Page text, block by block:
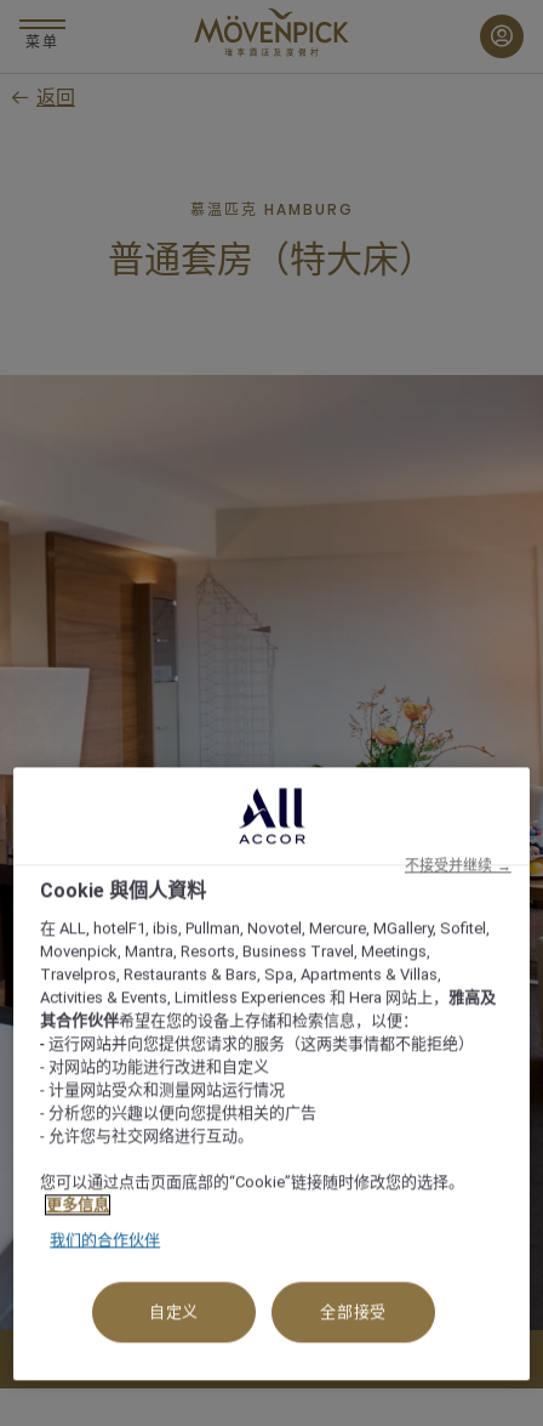
要
菜单
返回
慕温匹克 HAMBURG
普通套房（特大床）
Cookie 與個人資料
在 ALL, hotelF1, ibis, Pullman, Novotel, Mercure, MGallery, Sofitel,
Movenpick, Mantra, Resorts, Business Travel, Meetings,
Travelpros, Restaurants & Bars, Spa, Apartments & Villas,
Activities & Events, Limitless Experiences 和 Hera 网站上， 雅高及
其合作伙伴希望在您的设备上存储和检索信息，以便：
- 运行网站并向您提供您请求的服务（这两类事情都不能拒绝）
- 对网站的功能进行改进和自定义
- 计量网站受众和测量网站运行情况
- 分析您的兴趣以便向您提供相关的广告
- 允许您与社交网络进行互动。
您可以通过点击页面底部的“Cookie”链接随时修改您的选择。
更多信息
我们的合作伙伴
自定义 全部接受
不接受并继续 →